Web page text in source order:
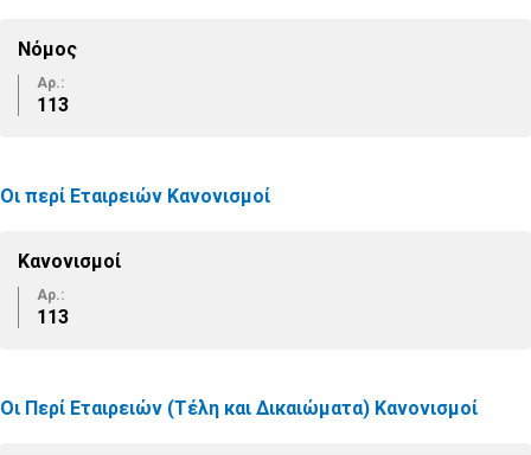
Νόμος
Αρ.:
113
Οι περί Εταιρειών Κανονισμοί
Κανονισμοί
Αρ.:
113
Οι Περί Εταιρειών (Τέλη και Δικαιώματα) Κανονισμοί